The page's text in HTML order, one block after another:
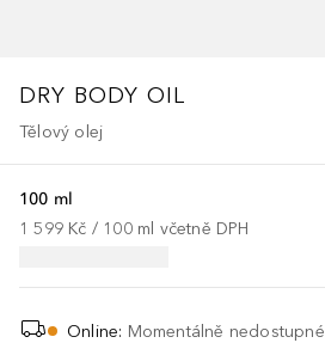
DRY BODY OIL
Tělový olej
100 ml
1 599 Kč / 100 ml včetně DPH
Online: Momentálně nedostupné